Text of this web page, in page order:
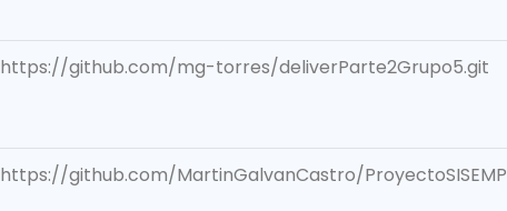
https://github.com/mg-torres/deliverParte2Grupo5.git
https://github.com/MartinGalvanCastro/ProyectoSISEMP